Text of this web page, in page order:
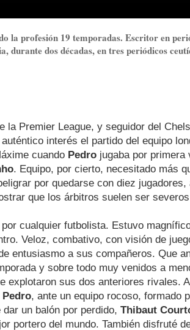
la profesión 19 temporadas. Escritor en
durante dos décadas, en tres periódicos
la Premier League, y seguidor del
interés el partido del equipo
cuando Pedro jugaba por primera
. Equipo, por cierto, necesitado más
por quedarse con diez jugadores,
que los árbitros suelen ser
cualquier futbolista. Estuvo
Veloz, combativo, con visión de
entusiasmo a sus compañeros. Que
y sobre todo muy venidos a
explotaron sus dos anteriores rivales.
Pedro, ante un equipo rocoso, formado
un balón por perdido, Thibaut
portero del mundo. También disfruté